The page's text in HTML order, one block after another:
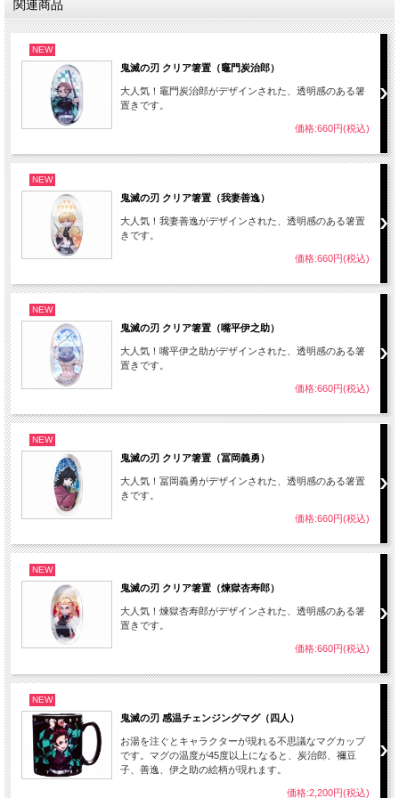
関連商品
NEW
鬼滅の刃 クリア箸置（竈門炭治郎）
大人気！竈門炭治郎がデザインされた、透明感のある箸
置きです。
価格:660円(税込)
NEW
鬼滅の刃 クリア箸置（我妻善逸）
大人気！我妻善逸がデザインされた、透明感のある箸置
きです。
価格:660円(税込)
NEW
鬼滅の刃 クリア箸置（嘴平伊之助）
大人気！嘴平伊之助がデザインされた、透明感のある箸
置きです。
価格:660円(税込)
NEW
鬼滅の刃 クリア箸置（冨岡義勇）
大人気！冨岡義勇がデザインされた、透明感のある箸置
きです。
価格:660円(税込)
NEW
鬼滅の刃 クリア箸置（煉獄杏寿郎）
大人気！煉獄杏寿郎がデザインされた、透明感のある箸
置きです。
価格:660円(税込)
NEW
鬼滅の刃 感温チェンジングマグ（四人）
お湯を注ぐとキャラクターが現れる不思議なマグカップ
です。マグの温度が45度以上になると、炭治郎、禰豆
子、善逸、伊之助の絵柄が現れます。
価格:2,200円(税込)